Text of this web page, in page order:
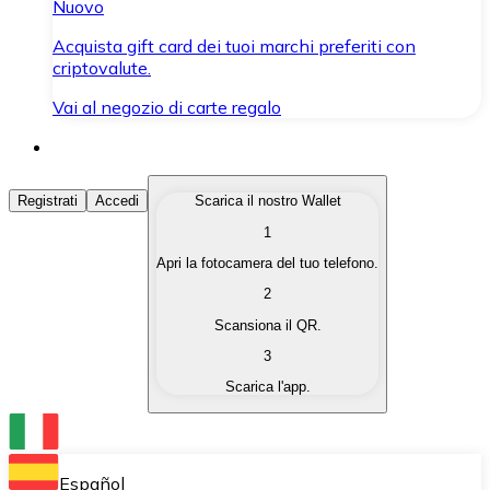
Nuovo
Acquista gift card dei tuoi marchi preferiti con
criptovalute.
Vai al negozio di carte regalo
Acquista Criptovalute
Acquista le criptovalute che ti interessano in modo
Converti le tue criptovalute in valuta fiat quando ne
Scambia una criptovaluta con un'altra
Conserva le tue cripto in un Wallet self-custodial.
Registrati Accedi
Scarica il nostro Wallet
1
Apri la fotocamera del tuo telefono.
2
Scansiona il QR.
3
Scarica l'app.
Español